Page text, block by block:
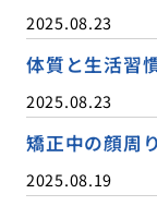
2025.08.23
体質と生活習
2025.08.23
矯正中の顔周
2025.08.19